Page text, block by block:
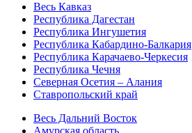
Весь Кавказ
Республика Дагестан
Республика Ингушетия
Республика Кабардино-Балкария
Республика Карачаево-Черкесия
Республика Чечня
Северная Осетия – Алания
Ставропольский край
Весь Дальний Восток
Амурская область